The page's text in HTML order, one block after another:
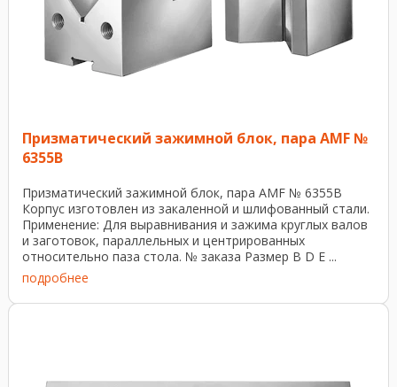
Призматический зажимной блок, пара AMF №
6355В
Призматический зажимной блок, пара AMF № 6355В
Корпус изготовлен из закаленной и шлифованный стали.
Применение: Для выравнивания и зажима круглых валов
и заготовок, параллельных и центрированных
относительно паза стола. № заказа Размер В D Е ...
подробнее